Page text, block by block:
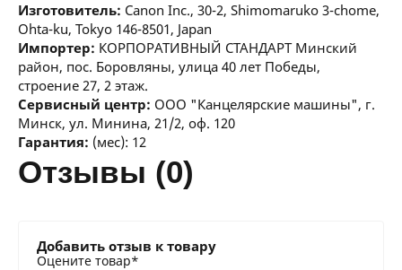
Изготовитель: Canon Inc., 30-2, Shimomaruko 3-chome,
Ohta-ku, Tokyo 146-8501, Japan
Импортер: КОРПОРАТИВНЫЙ СТАНДАРТ Минский
район, пос. Боровляны, улица 40 лет Победы,
строение 27, 2 этаж.
Сервисный центр: ООО "Канцелярские машины", г.
Минск, ул. Минина, 21/2, оф. 120
Гарантия: (мес): 12
отзывы (0)
Добавить отзыв к товару
Оцените товар*